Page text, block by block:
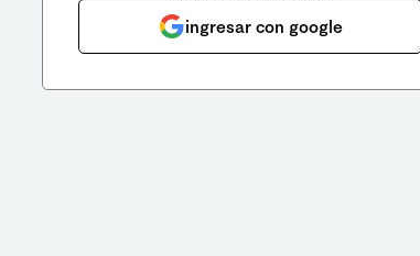
ingresar con google